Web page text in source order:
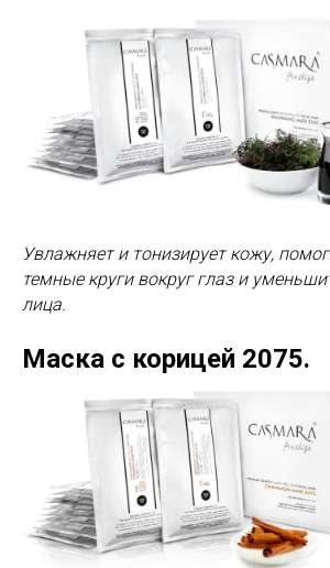
Увлажняет и тонизирует кожу,
темные круги вокруг глаз и
лица.
Маска с корицей 2075.